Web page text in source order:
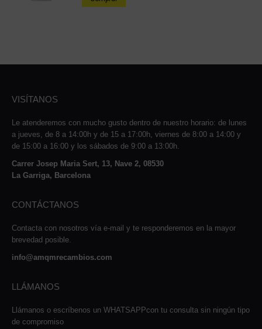
VISÍTANOS
Le atenderemos con mucho gusto dentro de nuestro horario: de lunes
a jueves, de 8 a 14:00h y de 15 a 17:00h, viernes de 8:00 a 14:00 y
de 15:00 a 16:00 y los sábados de 9:00 a 13:00h.
Carrer Josep Maria Sert, 13, Nave 2, 08530
La Garriga, Barcelona
CONTÁCTANOS
Contacta con nosotros vía e-mail y te responderemos en la mayor
brevedad posible.
info@amqmrecambios.com
LLÁMANOS
Llámanos o escríbenos un WHATSAPPcon tu consulta sin ningún tipo
de compromiso